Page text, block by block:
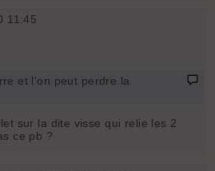
11:45
et l'on peut perdre la
sur la dite visse qui relie les 2
ce pb ?